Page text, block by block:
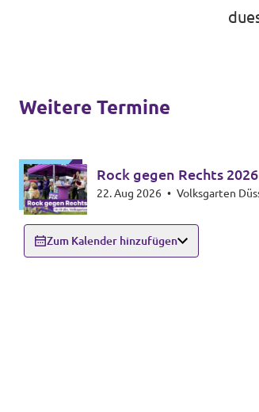
Weitere Termine
Rock gegen Rechts 2026
22. Aug 2026 • Volksgarten
Zum Kalender hinzufügen